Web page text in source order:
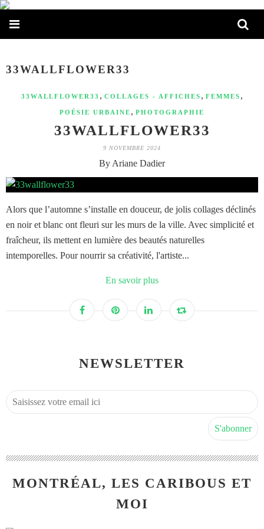
33WALLFLOWER33
33WALLFLOWER33 , COLLAGES - AFFICHES , FEMMES ,
POÉSIE URBAINE , PHOTOGRAPHIE
33WALLFLOWER33
9 NOVEMBRE 2024
By Ariane Dadier
Alors que l’automne s’installe en douceur, de jolis collages déclinés
en noir et blanc ont fleuri sur les murs de la ville. Avec simplicité et
fraîcheur, ils mettent en lumière des beautés naturelles
intemporelles. Pour nourrir sa créativité, l'artiste...
En savoir plus
NEWSLETTER
MONTRÉAL, LES CARIBOUS ET
MOI